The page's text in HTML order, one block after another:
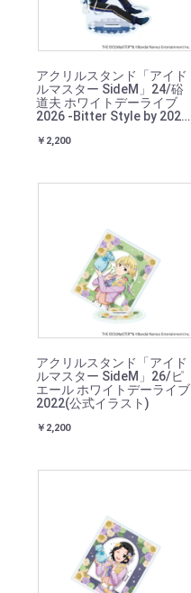
アクリルスタンド「アイド
ルマスター SideM」24/硲
道夫 ホワイトデーライブ
2026 -Bitter Style by 2022-
￥2,200
アクリルスタンド「アイド
ルマスター SideM」26/ピ
エール ホワイトデーライブ
2022(公式イラスト)
￥2,200